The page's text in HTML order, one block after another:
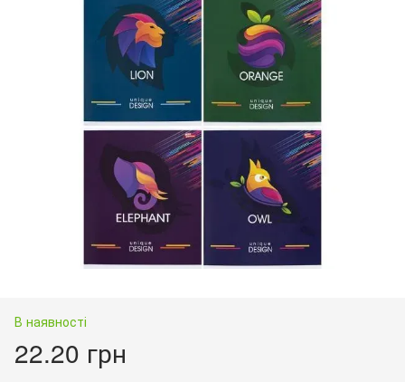
В наявності
22.20 грн